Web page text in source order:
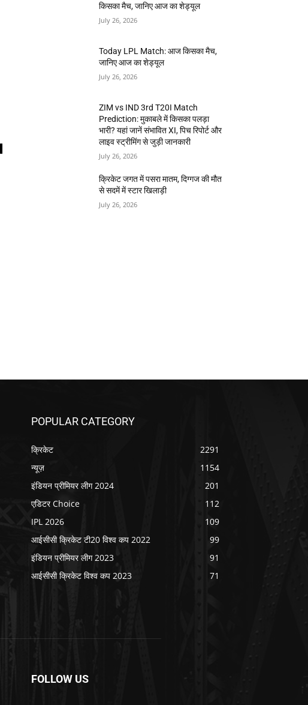
किसका मैच, जानिए आज का शेड्यूल
July 26, 2026
Today LPL Match: आज किसका मैच,
जानिए आज का शेड्यूल
July 26, 2026
ZIM vs IND 3rd T20I Match
Prediction: मुकाबले में किसका पलड़ा
भारी? यहां जानें संभावित XI, पिच रिपोर्ट और
लाइव स्ट्रीमिंग से जुड़ी जानकारी
July 26, 2026
क्रिकेट जगत में पसरा मातम, दिग्गज की मौत
से सदमें में स्टार खिलाड़ी
July 26, 2026
POPULAR CATEGORY
क्रिकेट
2291
न्यूज़
1154
इंडियन प्रीमियर लीग 2024
201
एडिटर Choice
112
IPL 2026
109
आईसीसी क्रिकेट टी20 विश्व कप 2022
99
इंडियन प्रीमियर लीग 2023
91
आईसीसी क्रिकेट विश्व कप 2023
71
FOLLOW US